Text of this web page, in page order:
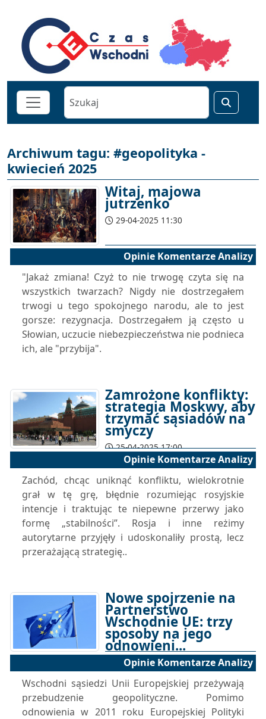
Archiwum tagu: #geopolityka -
kwiecień 2025
Witaj, majowa
jutrzenko
29-04-2025 11:30
Opinie Komentarze Analizy
"Jakaż zmiana! Czyż to nie trwogę czyta się na
wszystkich twarzach? Nigdy nie dostrzegałem
trwogi u tego spokojnego narodu, ale to jest
gorsze: rezygnacja. Dostrzegałem ją często u
Słowian, uczucie niebezpieczeństwa nie podnieca
ich, ale "przybija".
Zamrożone konflikty:
strategia Moskwy, aby
trzymać sąsiadów na
smyczy
25-04-2025 17:00
Opinie Komentarze Analizy
Zachód, chcąc uniknąć konfliktu, wielokrotnie
grał w tę grę, błędnie rozumiejąc rosyjskie
intencje i traktując te niepewne przerwy jako
formę „stabilności”. Rosja i inne reżimy
autorytarne przyjęły i udoskonaliły prostą, lecz
przerażającą strategię..
Nowe spojrzenie na
Partnerstwo
Wschodnie UE: trzy
sposoby na jego
odnowieni...
22-04-2025 17:00
Opinie Komentarze Analizy
Wschodni sąsiedzi Unii Europejskiej przeżywają
przebudzenie geopolityczne. Pomimo
odnowienia w 2011 roku Europejskiej Polityki